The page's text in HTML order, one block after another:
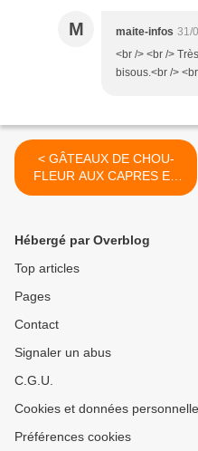
M maite-infos 31/
<br /> <br />
bisous.<br />
< GÂTEAUX DE CHOU-
FLEUR AUX CAPRES ET
AUX OLIVES
Hébergé par Overblog
Top articles
Pages
Contact
Signaler un abus
C.G.U.
Cookies et données
Préférences cookies